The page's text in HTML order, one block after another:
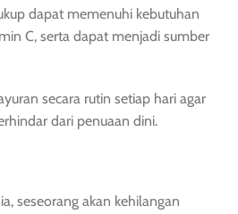
dapat memenuhi kebutuhan
C, serta dapat menjadi sumber
secara rutin setiap hari agar
dari penuaan dini.
seseorang akan kehilangan